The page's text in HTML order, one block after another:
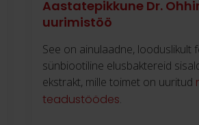
Aastatepikkune Dr.
uurimistöö
See on ainulaadne, looduslikult
sünbiootiline elusbaktereid
ekstrakt, mille toimet on uuritud
teadustöödes.